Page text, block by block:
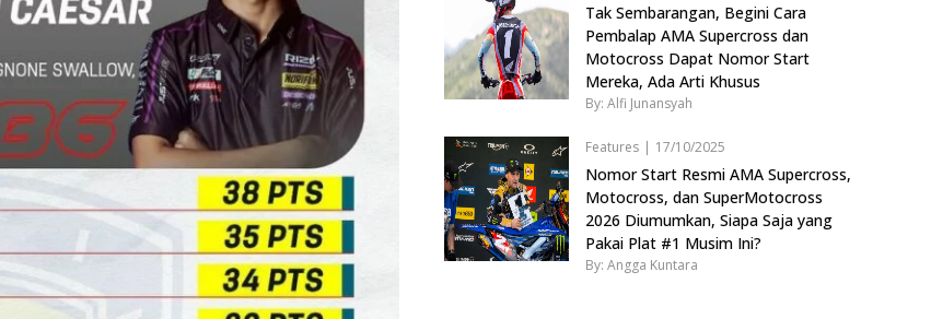
Tak Sembarangan, Begini Cara
Pembalap AMA Supercross dan
Motocross Dapat Nomor Start
Mereka, Ada Arti Khusus
By: Alfi Junansyah
Features | 17/10/2025
Nomor Start Resmi AMA Supercross,
Motocross, dan SuperMotocross
2026 Diumumkan, Siapa Saja yang
Pakai Plat #1 Musim Ini?
By: Angga Kuntara